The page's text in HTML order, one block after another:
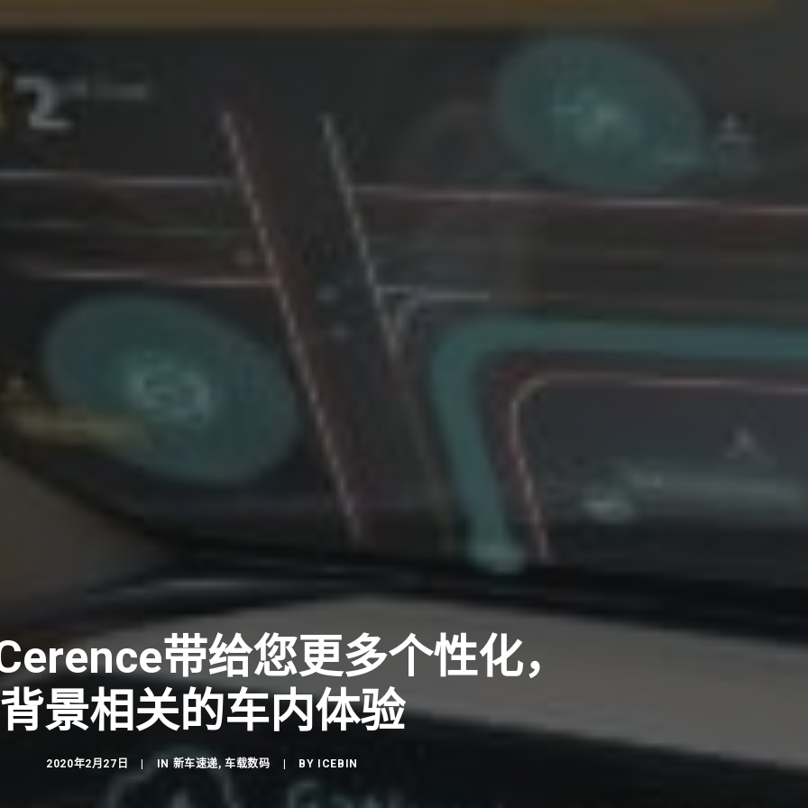
带给您更多个性化，
背景相关的车内体验
2020年2月27日 IN 新车速递,车载数码 BY ICEBIN